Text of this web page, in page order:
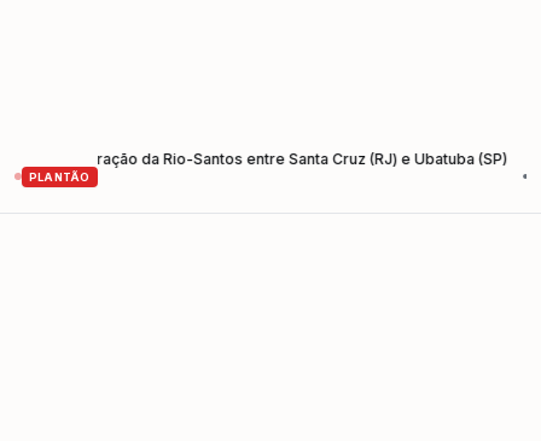
PLANTÃO
da Rio-Santos entre Santa Cruz (RJ) e Ubatuba (SP)